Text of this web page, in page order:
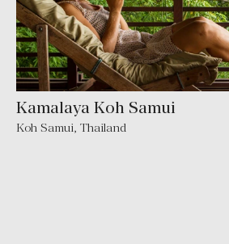
Kamalaya Koh Samui
Koh Samui, Thailand